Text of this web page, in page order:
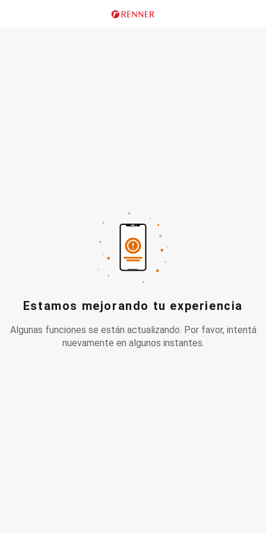
Estamos mejorando tu experiencia
Algunas funciones se están actualizando. Por favor, intentá
nuevamente en algunos instantes.